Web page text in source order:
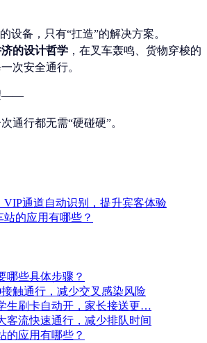
设备，只有“扛造”的解决方案。
济的设计哲学 ，在叉车轰鸣、货物穿梭的
次安全通行。
——
通行都无需“硬碰硬”。
VIP通道自动识别，提升宾客体验
的应用有哪些？
哪些具体步骤？
触通行，减少交叉感染风险
生刷卡自动开，家长接送更…
客流快速通行，减少排队时间
的应用有哪些？